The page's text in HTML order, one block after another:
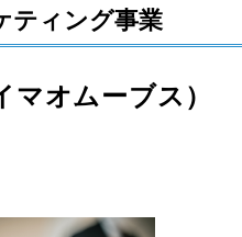
ティング事業
オムーブス）